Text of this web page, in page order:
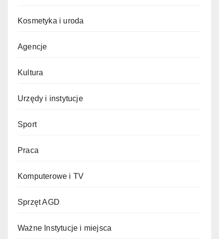
Kosmetyka i uroda
Agencje
Kultura
Urzędy i instytucje
Sport
Praca
Komputerowe i TV
Sprzęt AGD
Ważne Instytucje i miejsca